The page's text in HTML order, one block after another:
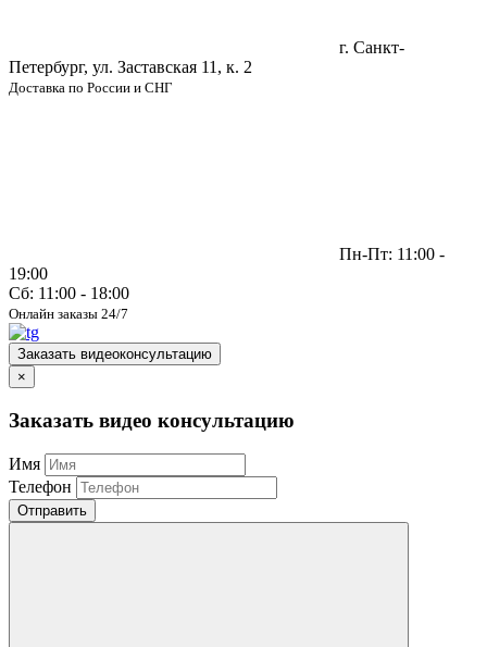
г. Санкт-
Петербург, ул. Заставская 11, к. 2
Доставка по России и СНГ
Пн-Пт: 11:00 -
19:00
Сб: 11:00 - 18:00
Онлайн заказы 24/7
Заказать видеоконсультацию
×
Заказать видео консультацию
Имя
Телефон
Отправить